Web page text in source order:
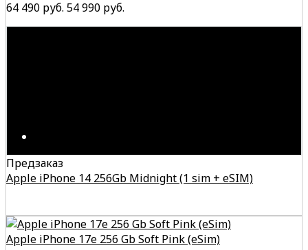
64 490 руб. 54 990 руб.
Предзаказ
Apple iPhone 14 256Gb Midnight (1 sim + eSIM)
Apple iPhone 17e 256 Gb Soft Pink (eSim)